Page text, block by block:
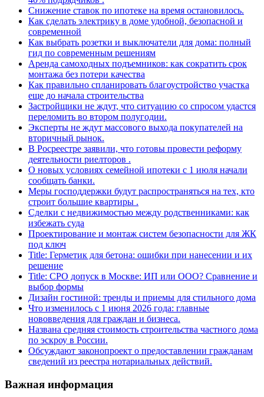
Снижение ставок по ипотеке на время остановилось.
Как сделать электрику в доме удобной, безопасной и
современной
Как выбрать розетки и выключатели для дома: полный
гид по современным решениям
Аренда самоходных подъемников: как сократить срок
монтажа без потери качества
Как правильно спланировать благоустройство участка
еще до начала строительства
Застройщики не ждут, что ситуацию со спросом удастся
переломить во втором полугодии.
Эксперты не ждут массового выхода покупателей на
вторичный рынок.
В Росреестре заявили, что готовы провести реформу
деятельности риелторов .
О новых условиях семейной ипотеки с 1 июля начали
сообщать банки.
Меры господдержки будут распространяться на тех, кто
строит большие квартиры .
Сделки с недвижимостью между родственниками: как
избежать суда
Проектирование и монтаж систем безопасности для ЖК
под ключ
Title: Герметик для бетона: ошибки при нанесении и их
решение
Title: СРО допуск в Москве: ИП или ООО? Сравнение и
выбор формы
Дизайн гостиной: тренды и приемы для стильного дома
Что изменилось с 1 июня 2026 года: главные
нововведения для граждан и бизнеса.
Названа средняя стоимость строительства частного дома
по эскроу в России.
Обсуждают законопроект о предоставлении гражданам
сведений из реестра нотариальных действий.
Важная информация